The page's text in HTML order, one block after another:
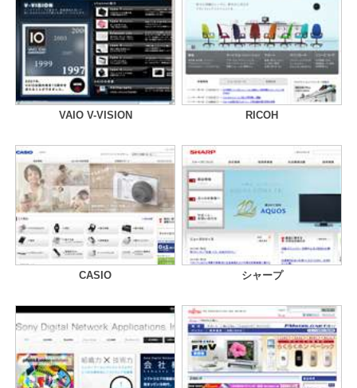
VAIO V-VISION RICOH
CASIO シャープ